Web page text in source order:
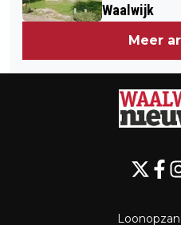
Waalwijk
Meer